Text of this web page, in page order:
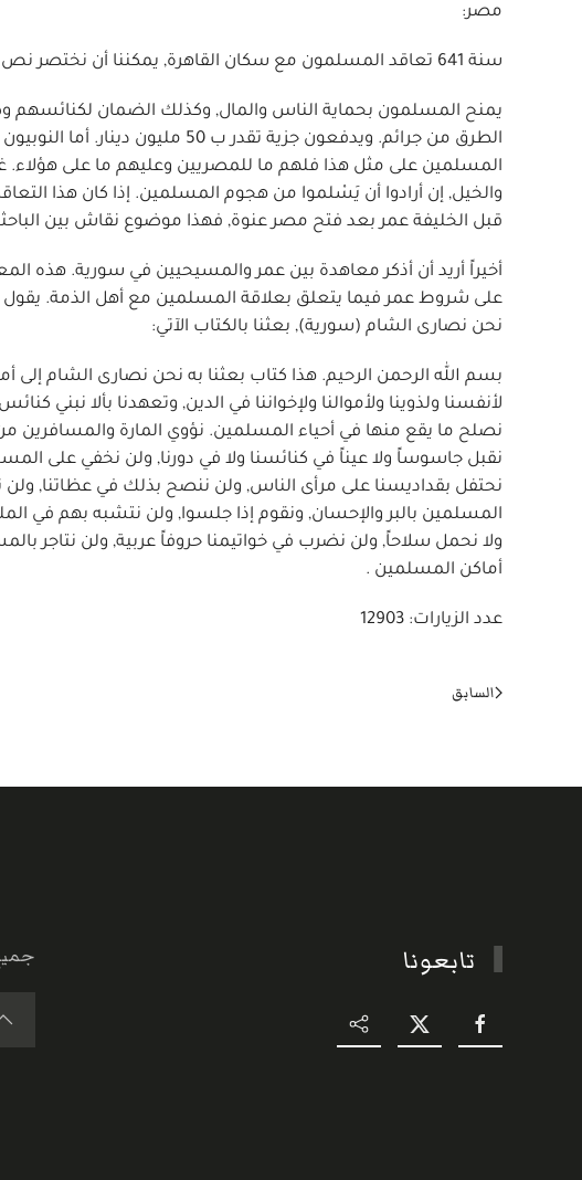
مصر:
سنة 641 تعاقد المسلمون مع سكان القاهرة, يمكننا أن نختصر نص تلك المعاهدة التي نقلها الطبري في تاريخه كما يلي:
يمنح المسلمون بحماية الناس والمال, وكذلك الضمان لكنائسهم
الطرق من جرائم. ويدفعون جزية
المسلمين على مثل هذا فلهم ما للمصريين وعليهم ما على هؤلاء.
والخيل, إن أرادوا أن يَسْلموا من هجوم المسلمين. إذا كان هذا
قبل الخليفة عمر بعد فتح مصر عنوة, فهذا موضوع نقاش بين
أخيراً أريد أن أذكر معاهدة بين عمر والمسيحيين في سورية. هذه
نحن نصارى الشام (سورية), بعثنا بالكتاب الآتي:
بسم الله الرحمن الرحيم. هذا كتاب بعثنا به نحن نصارى الشام إلى
لأنفسنا ولذوينا ولأموالنا ولإخواننا في الدين, وتعهدنا بألا نبني
نصلح ما يقع منها في أحياء المسلمين. نؤوي المارة والمسافرين
نقبل جاسوساً ولا عيناً في كنائسنا ولا في دورنا, ولن نخفي على
نحتفل بقداديسنا على مرأى الناس, ولن ننصح بذلك في عظاتنا, ولن
المسلمين بالبر والإحسان, ونقوم إذا جلسوا, ولن نتشبه بهم في
ولا نحمل سلاحاً, ولن نضرب في خواتيمنا حروفاً عربية, ولن نتاجر
أماكن المسلمين .
عدد الزيارات: 12903
السابق
تابعونا